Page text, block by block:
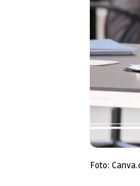
Foto: